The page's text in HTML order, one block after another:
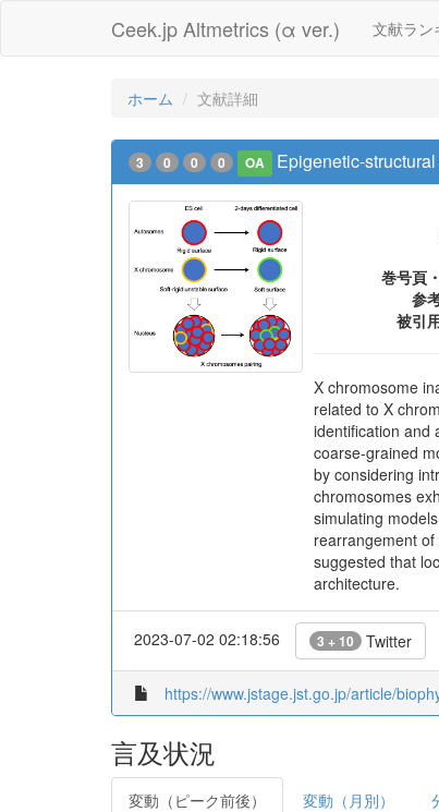
Ceek.jp Altmetrics (α ver.) 文献ラン
ホーム 文献詳細
3 0 0 0 OA Epigenetic-
巻号頁
参
被引
X chromosome
related to X
identification and
coarse-grained
by considering
chromosomes
simulating
rearrangement
suggested that
architecture.
2023-07-02 02:18:56 3 + 10 Twitter
https://www.jstage.jst.go.jp/article/
言及状況
変動（ピーク前後） 変動（月別）